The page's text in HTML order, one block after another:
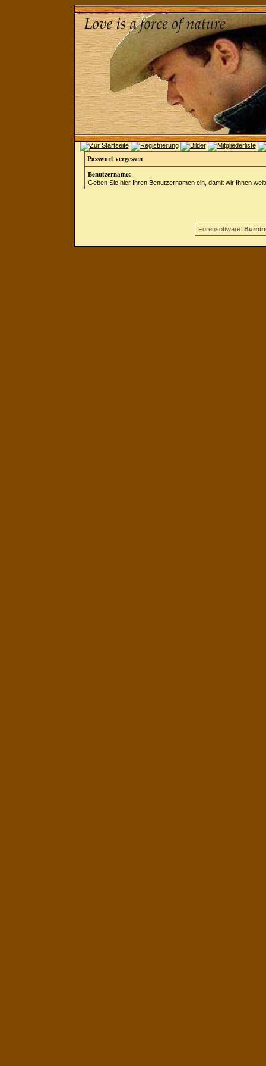
Passwort vergessen
Benutzername:
Geben Sie hier Ihren Benutzernamen ein, damit wir Ihnen
Forensoftware: